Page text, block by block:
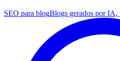
SEO para blogBlogs gerados por IA,